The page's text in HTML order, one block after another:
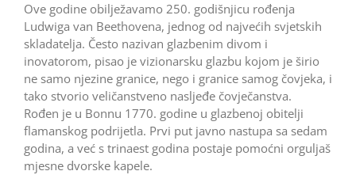
Ove godine obilježavamo 250. godišnjicu rođenja
Ludwiga van Beethovena, jednog od najvećih svjetskih
skladatelja. Često nazivan glazbenim divom i
inovatorom, pisao je vizionarsku glazbu kojom je širio
ne samo njezine granice, nego i granice samog čovjeka, i
tako stvorio veličanstveno nasljeđe čovječanstva.
Rođen je u Bonnu 1770. godine u glazbenoj obitelji
flamanskog podrijetla. Prvi put javno nastupa sa sedam
godina, a već s trinaest godina postaje pomoćni orguljaš
mjesne dvorske kapele.